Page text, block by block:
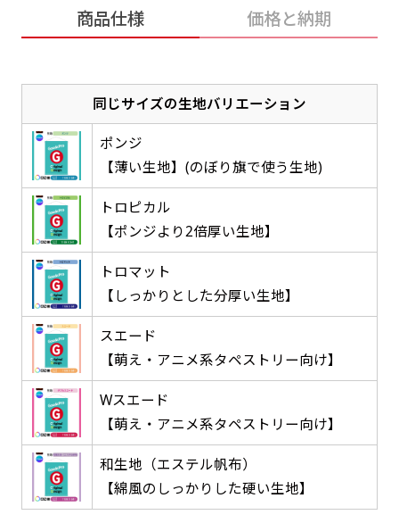
商品仕様 価格と納期
同じサイズの生地バリエーション
ポンジ
【薄い生地】(のぼり旗で使う生地)
トロピカル
【ポンジより2倍厚い生地】
トロマット
【しっかりとした分厚い生地】
スエード
【萌え・アニメ系タペストリー向け】
Wスエード
【萌え・アニメ系タペストリー向け】
和生地（エステル帆布）
【綿風のしっかりした硬い生地】
入稿（AI／PSD）（要画像確認）［ +298円
弊社よりJPG画像をお送りします。ご確認のお
返事を頂いたあとに製作開始いたします。
デザイン依頼［ +3,998円 ］
ご購入時の案内にそって、デザイン画のファ
イルまたは、文章でお知らせください。
文字だけのぼり［ +1,298円 ］
ご購入時の案内に沿って、文字をご指定くだ
さい。
文字だけのぼり（要画像確認）［ +1,598円
］
弊社よりJPG画像をお送りします。ご確認のお
返事を頂いたあとに製作開始いたします。
文字のみの名入れが可能です。
名入れ（要画像確認）［+1,298円］
弊社よりJPG画像をお送りします。ご確認のお
返事を頂いたあとに製作開始いたします。
ロゴ有り名入れ［ +1,498円］
ご購入時の案内にそって、デザイン画のファ
イルまたは、文章でお知らせください。
ロゴ有り名入れ（要画像確認）［ +1,798
円］
弊社よりJPG画像をお送りします。ご確認のお
返事を頂いたあとに製作開始いたします。
スリム(45x180)
感じる場合や、立てる本数を増やしたい場合はこ
ちらです。
幅が15cm 狭くなっておりスリムな印象を受けま
す。
コンパクト(45x150)
あまり一般的でないサイズですが最近、注文が増
えてきました。
コンビニさんなどで多いです。 お店の外観の邪魔
になりづらく、狭い範囲で沢山飾れます。
スリム(180x45)
感じる場合や、立てる本数を増やしたい場合はこ
ちらです。
幅が15cm 狭くなっておりスリムな印象を受けま
す。
コンパクト(150x45)
あまり一般的でないサイズですが最近、注文が増
えてきました。
コンビニさんなどで多いです。 お店の外観の邪魔
になりづらく、狭い範囲で沢山飾れます。
上左チチと
左棒袋縫い
右棒袋縫い
（上と右） （上のみ） （上と下）
タペストリー
※パイプ紐付き※備考欄に要望をお書きください
ハトメ上4つ
（+1営業日） （+1営業日）
上棒袋縫い
（上のみ）
上下棒袋縫い
（上のみ）
※備考欄に要望をお書きください
1本（2分割）の場合だと
文字の間にスリットが入ります